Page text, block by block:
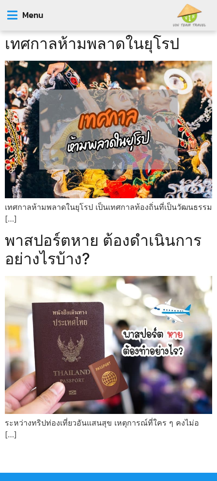
Menu
เทศกาลห้ามพลาดในยุโรป
เทศกาลห้ามพลาดในยุโรป เป็นเทศกาลท้องถิ่นที่เป็นวัฒนธรรม
[…]
พาสปอร์ตหาย ต้องดำเนินการ
อย่างไรบ้าง?
ระหว่างทริปท่องเที่ยวอันแสนสุข เหตุการณ์ที่ใคร ๆ คงไม่อ
[…]